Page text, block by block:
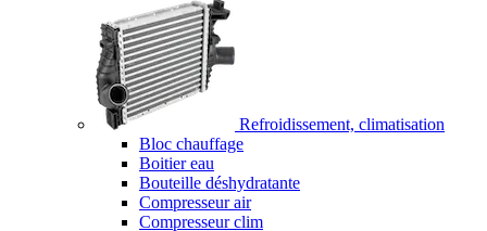
Refroidissement, climatisation
Bloc chauffage
Boitier eau
Bouteille déshydratante
Compresseur air
Compresseur clim